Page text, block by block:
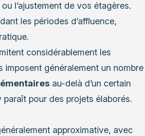
l’ajustement de vos étagères.
les périodes d’affluence,
considérablement les
imposent généralement un nombre
au-delà d’un certain
paraît pour des projets élaborés.
approximative, avec